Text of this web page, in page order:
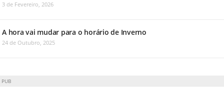
3 de Fevereiro, 2026
A hora vai mudar para o horário de Inverno
24 de Outubro, 2025
PUB